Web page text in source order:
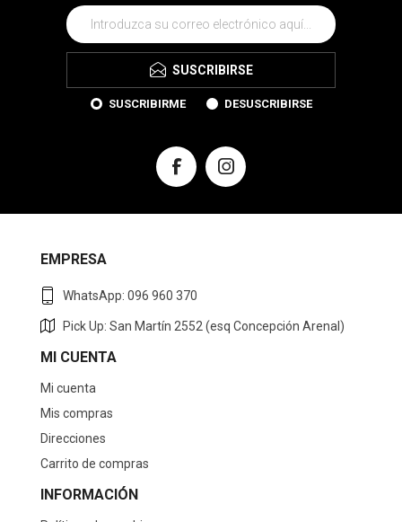
SUSCRIBIRSE
SUSCRIBIRME DESUSCRIBIRSE
EMPRESA
WhatsApp: 096 960 370
Pick Up: San Martín 2552 (esq Concepción Arenal)
MI CUENTA
Mi cuenta
Mis compras
Direcciones
Carrito de compras
INFORMACIÓN